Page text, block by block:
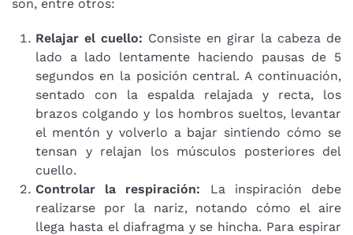
son, entre otros:
Relajar el cuello: Consiste en girar la cabeza de
lado a lado lentamente haciendo pausas de 5
segundos en la posición central. A continuación,
sentado con la espalda relajada y recta, los
brazos colgando y los hombros sueltos, levantar
el mentón y volverlo a bajar sintiendo cómo se
tensan y relajan los músculos posteriores del
cuello.
Controlar la respiración: La inspiración debe
realizarse por la nariz, notando cómo el aire
llega hasta el diafragma y se hincha. Para espirar